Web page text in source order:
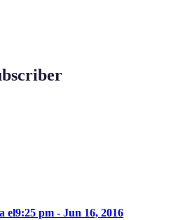
el9:25 pm - Jun 16, 2016